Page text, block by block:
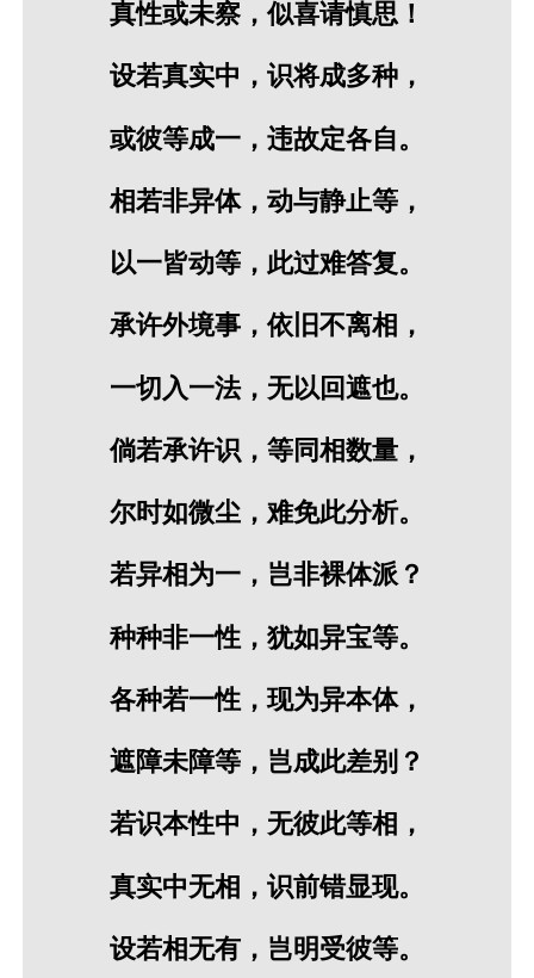
真性或未察，似喜请慎思！
设若真实中，识将成多种，
或彼等成一，违故定各自。
相若非异体，动与静止等，
以一皆动等，此过难答复。
承许外境事，依旧不离相，
一切入一法，无以回遮也。
倘若承许识，等同相数量，
尔时如微尘，难免此分析。
若异相为一，岂非裸体派？
种种非一性，犹如异宝等。
各种若一性，现为异本体，
遮障未障等，岂成此差别？
若识本性中，无彼此等相，
真实中无相，识前错显现。
设若相无有，岂明受彼等。